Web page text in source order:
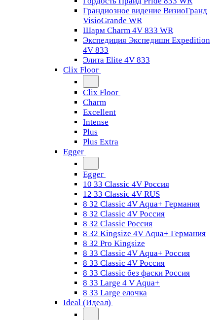
Грандиозное видение ВизиоГранд
VisioGrande WR
Шарм Charm 4V 833 WR
Экспедиция Экспедишн Expedition
4V 833
Элита Elite 4V 833
Clix Floor
Clix Floor
Charm
Excellent
Intense
Plus
Plus Extra
Egger
Egger
10 33 Classic 4V Россия
12 33 Classic 4V RUS
8 32 Classic 4V Aqua+ Германия
8 32 Classic 4V Россия
8 32 Classic Россия
8 32 Kingsize 4V Aqua+ Германия
8 32 Pro Kingsize
8 33 Classic 4V Aqua+ Россия
8 33 Classic 4V Россия
8 33 Classic без фаски Россия
8 33 Large 4 V Aqua+
8 33 Large елочка
Ideal (Идеал)